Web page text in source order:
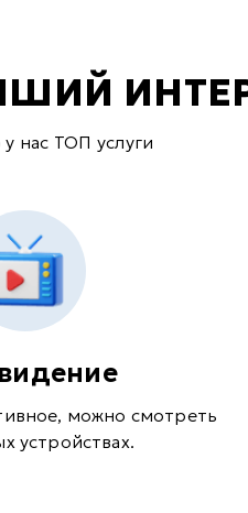
нас ТОП услуги
можно смотреть
устройствах.